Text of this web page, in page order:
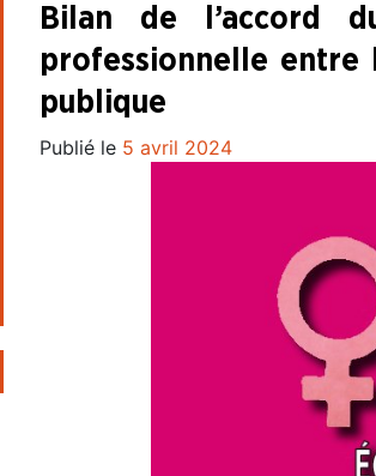
Bilan de l’accord
professionnelle entre
publique
Publié le 5 avril 2024